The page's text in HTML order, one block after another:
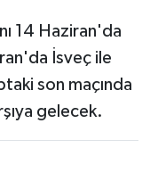
14 Haziran'da
İsveç ile
son maçında
gelecek.